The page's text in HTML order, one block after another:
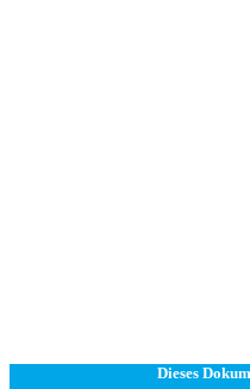
Dieses